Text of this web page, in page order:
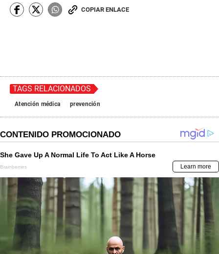
COPIAR ENLACE
TAGS RELACIONADOS
Atención médica prevención